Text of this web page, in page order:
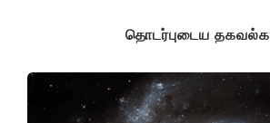
தொடர்புடைய